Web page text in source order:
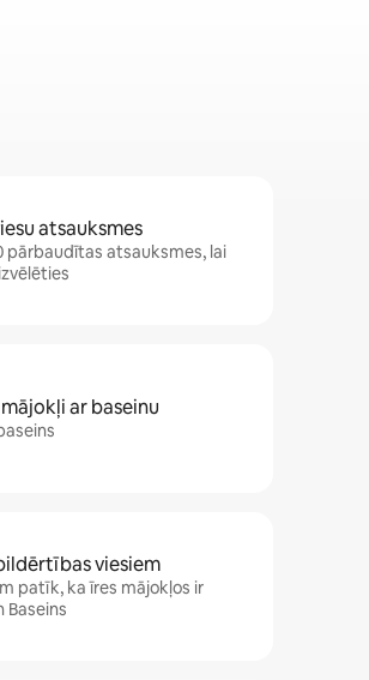
atsauksmes
pārbaudītas atsauksmes, lai
ar baseinu
viesiem
patīk, ka īres mājokļos ir
Baseins